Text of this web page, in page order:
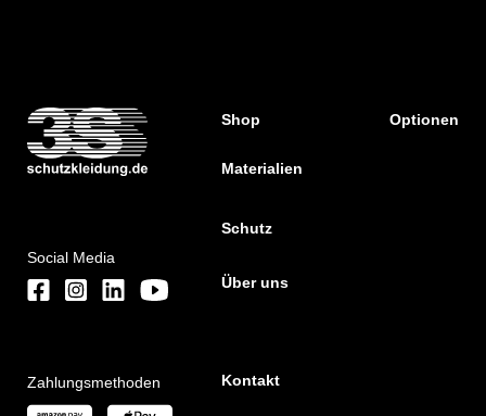
Social Media
Zahlungsmethoden
Shop Optionen
Materialien
Schutz
Über uns
Kontakt